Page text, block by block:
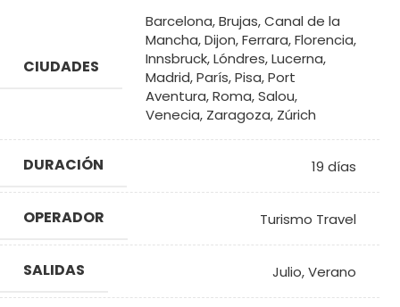
CIUDADES
Barcelona,Brujas,Canal de la
Mancha,Dijon,Ferrara,Florencia,
Innsbruck,Lóndres,Lucerna,
Madrid,París,Pisa,Port
Aventura,Roma,Salou,
Venecia, Zaragoza, Zúrich
DURACIÓN 19 días
OPERADOR Turismo Travel
SALIDAS Julio,Verano